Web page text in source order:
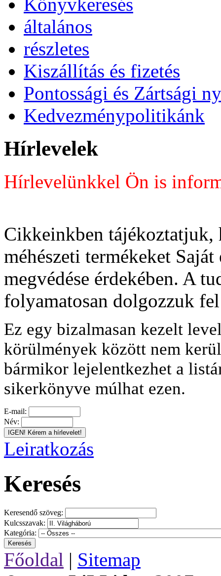
általános
részletes
Kiszállítás és fizetés
Pontossági és Zártsági
Kedvezménypolitikánk
Hírlevelek
Hírlevelünkkel Ön is
Cikkeinkben tájékoztatjuk,
méhészeti termékeket Saját
megvédése érdekében. A
folyamatosan dolgozzuk
Ez egy bizalmasan kezelt
körülmények között nem
bármikor lejelentkezhet a
sikerkönyve múlhat ezen.
E-mail:
Név:
Leiratkozás
Keresés
Keresendő szöveg:
Kulcsszavak:
Kategória:
Főoldal | Sitemap